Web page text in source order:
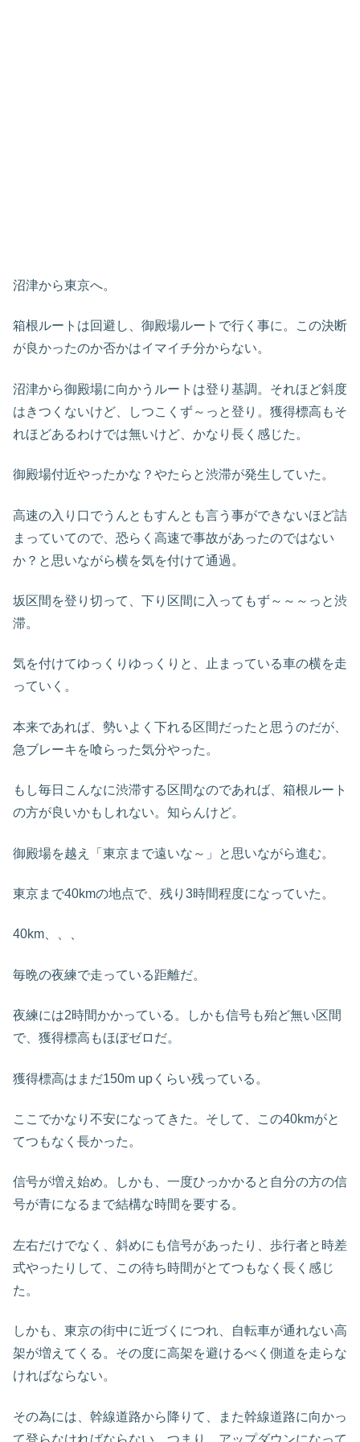
沼津から東京へ。
箱根ルートは回避し、御殿場ルートで行く事に。この決断
が良かったのか否かはイマイチ分からない。
沼津から御殿場に向かうルートは登り基調。それほど斜度
はきつくないけど、しつこくず～っと登り。獲得標高もそ
れほどあるわけでは無いけど、かなり長く感じた。
御殿場付近やったかな？やたらと渋滞が発生していた。
高速の入り口でうんともすんとも言う事ができないほど詰
まっていてので、恐らく高速で事故があったのではない
か？と思いながら横を気を付けて通過。
坂区間を登り切って、下り区間に入ってもず～～～っと渋
滞。
気を付けてゆっくりゆっくりと、止まっている車の横を走
っていく。
本来であれば、勢いよく下れる区間だったと思うのだが、
急ブレーキを喰らった気分やった。
もし毎日こんなに渋滞する区間なのであれば、箱根ルート
の方が良いかもしれない。知らんけど。
御殿場を越え「東京まで遠いな～」と思いながら進む。
東京まで40kmの地点で、残り3時間程度になっていた。
40km、、、
毎晩の夜練で走っている距離だ。
夜練には2時間かかっている。しかも信号も殆ど無い区間
で、獲得標高もほぼゼロだ。
獲得標高はまだ150m upくらい残っている。
ここでかなり不安になってきた。そして、この40kmがと
てつもなく長かった。
信号が増え始め。しかも、一度ひっかかると自分の方の信
号が青になるまで結構な時間を要する。
左右だけでなく、斜めにも信号があったり、歩行者と時差
式やったりして、この待ち時間がとてつもなく長く感じ
た。
しかも、東京の街中に近づくにつれ、自転車が通れない高
架が増えてくる。その度に高架を避けるべく側道を走らな
ければならない。
その為には、幹線道路から降りて、また幹線道路に向かっ
て登らなければならない。つまり、アップダウンになって